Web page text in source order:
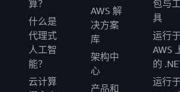
算？
什么是
代理式
人工智
能？
云计算
AWS 解
决方案
库
架构中
心
产品和
包与
具
运行于
AWS
的
运行于